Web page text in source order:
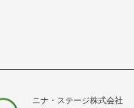
ニナ・ステージ株式会社